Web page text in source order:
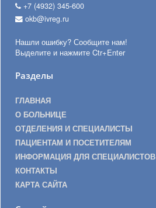
+7 (4932) 345-600
okb@ivreg.ru
Нашли ошибку? Сообщите нам!
Выделите и нажмите Ctr+Enter
Разделы
ГЛАВНАЯ
О БОЛЬНИЦЕ
ОТДЕЛЕНИЯ И СПЕЦИАЛИСТЫ
ПАЦИЕНТАМ И ПОСЕТИТЕЛЯМ
ИНФОРМАЦИЯ ДЛЯ СПЕЦИАЛИСТОВ
КОНТАКТЫ
КАРТА САЙТА